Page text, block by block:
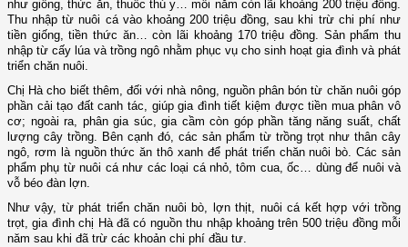
như giống, thức ăn, thuốc thú y… mỗi năm còn lãi khoảng 200 triệu đồng.
Thu nhập từ nuôi cá vào khoảng 200 triệu đồng, sau khi trừ chi phí như
tiền giống, tiền thức ăn… còn lãi khoảng 170 triệu đồng. Sản phẩm thu
nhập từ cấy lúa và trồng ngô nhằm phục vụ cho sinh hoạt gia đình và phát
triển chăn nuôi.
Chị Hà cho biết thêm, đối với nhà nông, nguồn phân bón từ chăn nuôi góp
phần cải tạo đất canh tác, giúp gia đình tiết kiệm được tiền mua phân vô
cơ; ngoài ra, phân gia súc, gia cầm còn góp phần tăng năng suất, chất
lượng cây trồng. Bên cạnh đó, các sản phẩm từ trồng trọt như thân cây
ngô, rơm là nguồn thức ăn thô xanh để phát triển chăn nuôi bò. Các sản
phẩm phụ từ nuôi cá như các loại cá nhỏ, tôm cua, ốc… dùng để nuôi và
vỗ béo đàn lợn.
Như vậy, từ phát triển chăn nuôi bò, lợn thịt, nuôi cá kết hợp với trồng
trọt, gia đình chị Hà đã có nguồn thu nhập khoảng trên 500 triệu đồng mỗi
năm sau khi đã trừ các khoản chi phí đầu tư.